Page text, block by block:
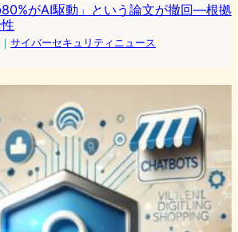
80%がAI駆動」という論文が撤回—根拠
｜ サイバーセキュリティニュース